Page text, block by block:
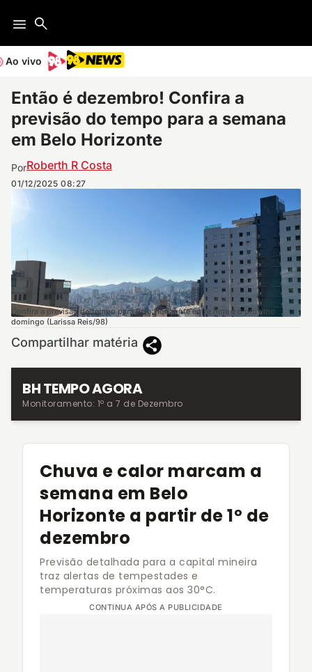
Ao vivo
Então é dezembro! Confira a
previsão do tempo para a semana
em Belo Horizonte
PorRoberth R Costa
01/12/2025 08:27
Confira a previsão do tempo para Belo Horizonte entre hoje e o próximo
domingo (Larissa Reis/98)
Compartilhar matéria
BH TEMPO AGORA
Monitoramento: 1º a 7 de Dezembro
Chuva e calor marcam a
semana em Belo
Horizonte a partir de 1º de
dezembro
Previsão detalhada para a capital mineira
traz alertas de tempestades e
temperaturas próximas aos 30°C.
CONTINUA APÓS A PUBLICIDADE